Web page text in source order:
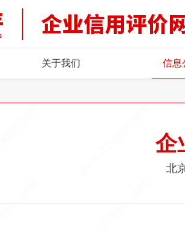
关于我们 信息
企
北